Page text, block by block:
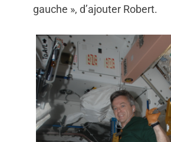
gauche », d’ajouter Robert.